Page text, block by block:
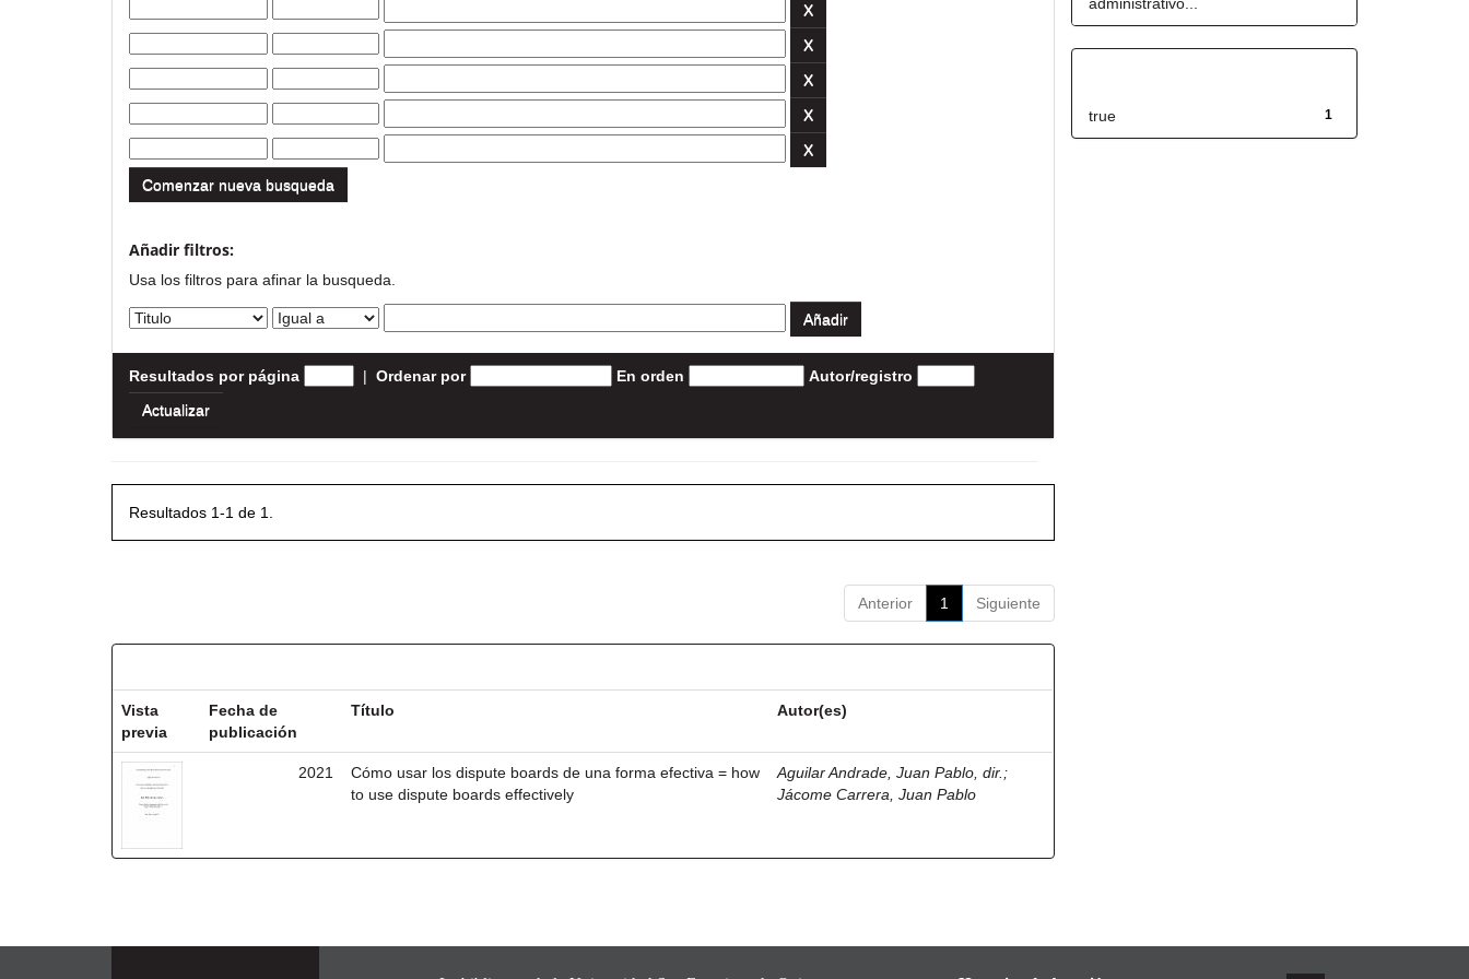
Comenzar nueva busqueda
Añadir filtros:
Usa los filtros para afinar la busqueda.
Resultados por página | Ordenar por En orden Autor/registro
Resultados 1-1 de 1.
Anterior 1 Siguiente
Vista
previa
Fecha de
publicación
Título Autor(es)
2021
Cómo usar los dispute boards de una forma efectiva = how
to use dispute boards effectively
Aguilar Andrade, Juan Pablo, dir. ;
Jácome Carrera, Juan Pablo
1
true